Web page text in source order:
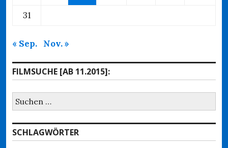
31
« Sep. Nov. »
FILMSUCHE [AB 11.2015]:
Suchen
nach:
SCHLAGWÖRTER